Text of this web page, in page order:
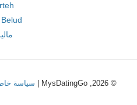
© 2026, MysDatingGo | سياسة